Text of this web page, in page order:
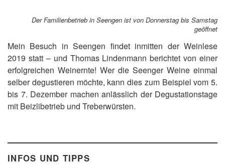
Der Familienbetrieb in Seengen ist von Donnerstag bis Samstag
geöffnet
Mein Besuch in Seengen findet inmitten der Weinlese
2019 statt – und Thomas Lindenmann berichtet von einer
erfolgreichen Weinernte! Wer die Seenger Weine einmal
selber degustieren möchte, kann dies zum Beispiel vom 5.
bis 7. Dezember machen anlässlich der Degustationstage
mit Beizlibetrieb und Treberwürsten.
INFOS UND TIPPS